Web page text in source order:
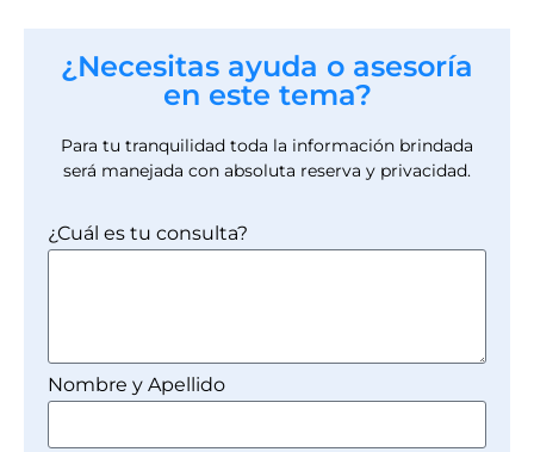
¿Necesitas ayuda o asesoría
en este tema?
Para tu tranquilidad toda la información brindada
será manejada con absoluta reserva y privacidad.
¿Cuál es tu consulta?
Nombre y Apellido